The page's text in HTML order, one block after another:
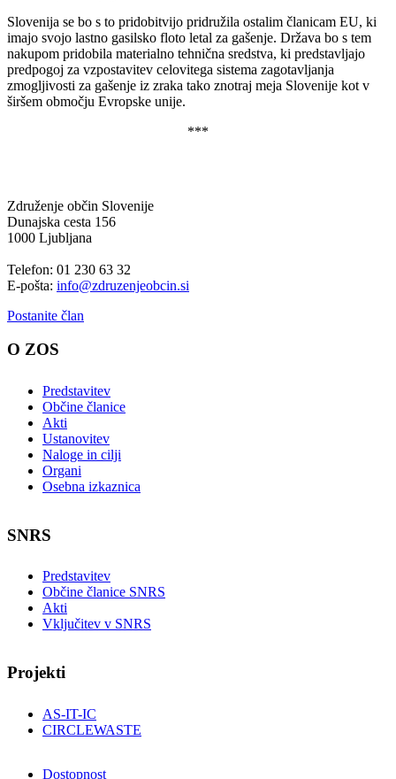
Slovenija se bo s to pridobitvijo pridružila ostalim članicam EU, ki
imajo svojo lastno gasilsko floto letal za gašenje. Država bo s tem
nakupom pridobila materialno tehnična sredstva, ki predstavljajo
predpogoj za vzpostavitev celovitega sistema zagotavljanja
zmogljivosti za gašenje iz zraka tako znotraj meja Slovenije kot v
širšem območju Evropske unije.
***
Združenje občin Slovenije
Dunajska cesta 156
1000 Ljubljana
Telefon: 01 230 63 32
E-pošta: info@zdruzenjeobcin.si
Postanite član
O ZOS
Predstavitev
Občine članice
Akti
Ustanovitev
Naloge in cilji
Organi
Osebna izkaznica
SNRS
Predstavitev
Občine članice SNRS
Akti
Vključitev v SNRS
Projekti
AS-IT-IC
CIRCLEWASTE
Dostopnost